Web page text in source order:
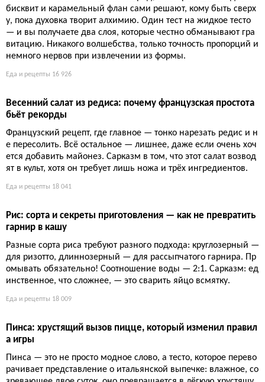
ов, которые готовятся за 20 минут. Секрет в правильной обжа
рке и глазури, которая карамелизуется, создавая аппетитную
корочку. Никакой сложной маринадной химии, только балан
с сладкого и солёного.
Еда и рецепты 15 322
Котлеты из зеленой чечевицы с соусом тартар: сытный у
жин без мяса
Зеленая чечевица, смешанная с луком и специями, образует
основу для хрустящих котлет — сытных, дешевых и богатых б
ние, которое оценит даже убежденный мясоед.